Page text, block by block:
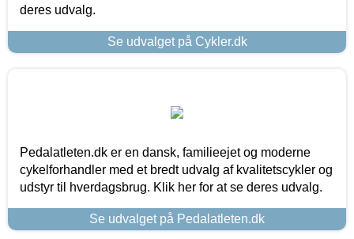
deres udvalg.
Se udvalget på Cykler.dk
Pedalatleten.dk er en dansk, familieejet og moderne
cykelforhandler med et bredt udvalg af kvalitetscykler og
udstyr til hverdagsbrug. Klik her for at se deres udvalg.
Se udvalget på Pedalatleten.dk